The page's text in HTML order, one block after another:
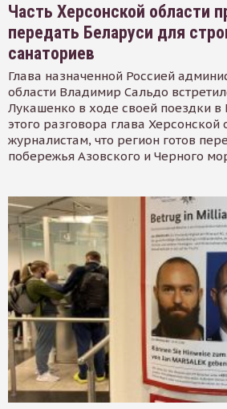
Часть Херсонской области
передать Беларуси для
санаториев
Глава назначенной Россией
области Владимир Сальдо
Лукашенко в ходе своей поездки в
этого разговора глава Херсонской
журналистам, что регион готов
побережья Азовского и Черного